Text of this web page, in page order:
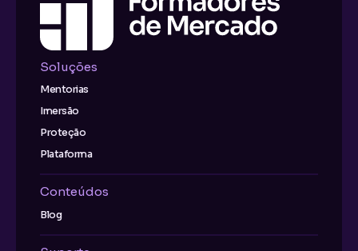
Soluções
Mentorias
Imersão
Proteção
Plataforma
Conteúdos
Blog